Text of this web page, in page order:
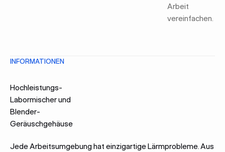
Arbeit
vereinfachen.
INFORMATIONEN
Hochleistungs-
Labormischer und
Blender-
Geräuschgehäuse
Jede Arbeitsumgebung hat einzigartige Lärmprobleme. Aus